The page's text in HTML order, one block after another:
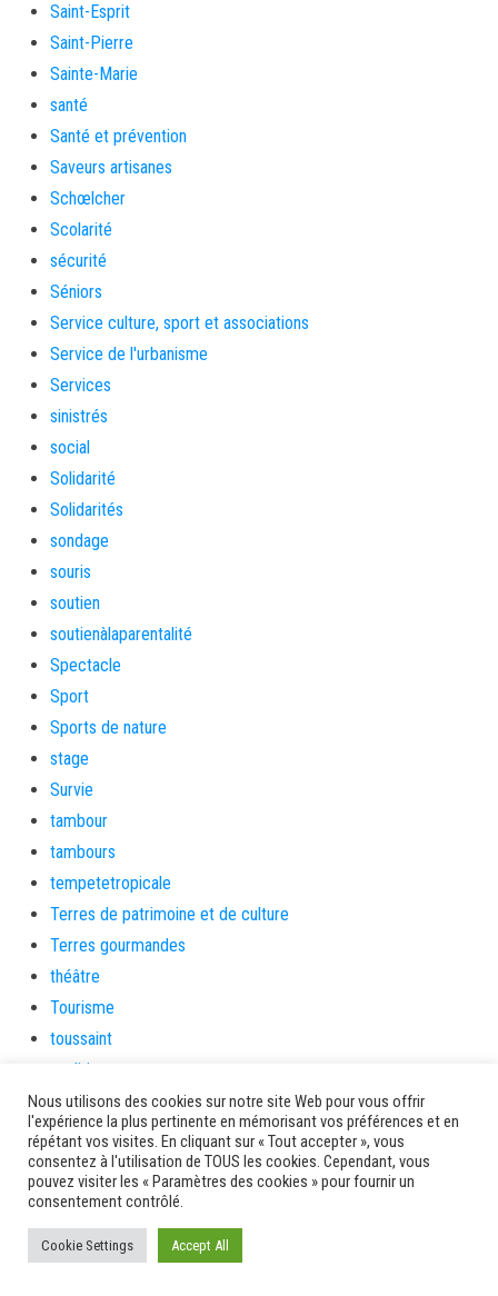
Saint-Esprit
Saint-Pierre
Sainte-Marie
santé
Santé et prévention
Saveurs artisanes
Schœlcher
Scolarité
sécurité
Séniors
Service culture, sport et associations
Service de l'urbanisme
Services
sinistrés
social
Solidarité
Solidarités
sondage
souris
soutien
soutienàlaparentalité
Spectacle
Sport
Sports de nature
stage
Survie
tambour
tambours
tempetetropicale
Terres de patrimoine et de culture
Terres gourmandes
théâtre
Tourisme
toussaint
tradition
Transition Energétique
Transport et routes
Travail
Travaux
Travaux THD
travaux utiles
Nous utilisons des cookies sur notre site Web pour vous offrir
l'expérience la plus pertinente en mémorisant vos préférences et en
répétant vos visites. En cliquant sur « Tout accepter », vous
consentez à l'utilisation de TOUS les cookies. Cependant, vous
pouvez visiter les « Paramètres des cookies » pour fournir un
consentement contrôlé.
Cookie Settings Accept All